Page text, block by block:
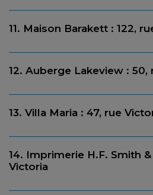
11. Maison Barakett : 122,
12. Auberge Lakeview : 50,
13. Villa Maria : 47, rue
14. Imprimerie H.F. Smith
Victoria